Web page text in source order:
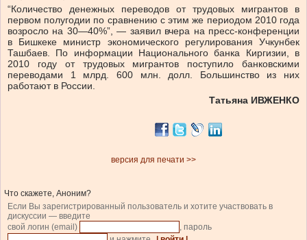
“Количество денежных переводов от трудовых мигрантов в
первом полугодии по сравнению с этим же периодом 2010 года
возросло на 30—40%”, — заявил вчера на пресс-конференции
в Бишкеке министр экономического регулирования Учкунбек
Ташбаев. По информации Национального банка Киргизии, в
2010 году от трудовых мигрантов поступило банковскими
переводами 1 млрд. 600 млн. долл. Большинство из них
работают в России.
Татьяна ИВЖЕНКО
версия для печати >>
Что скажете, Аноним?
Если Вы зарегистрированный пользователь и хотите участвовать в
дискуссии — введите
свой логин (email)
, пароль